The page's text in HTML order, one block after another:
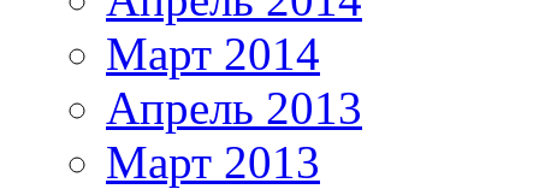
Март 2014
Апрель 2013
Март 2013